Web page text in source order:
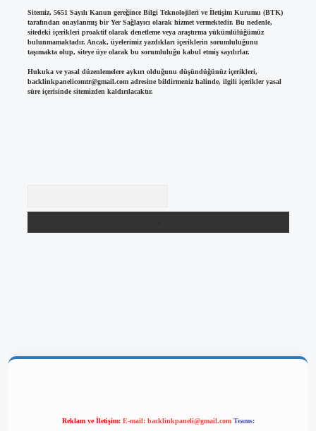
Sitemiz, 5651 Sayılı Kanun gereğince Bilgi Teknolojileri ve İletişim Kurumu (BTK)
tarafından onaylanmış bir Yer Sağlayıcı olarak hizmet vermektedir. Bu nedenle,
sitedeki içerikleri proaktif olarak denetleme veya araştırma yükümlülüğümüz
bulunmamaktadır. Ancak, üyelerimiz yazdıkları içeriklerin sorumluluğunu
taşımakta olup, siteye üye olarak bu sorumluluğu kabul etmiş sayılırlar.
Hukuka ve yasal düzenlemelere aykırı olduğunu düşündüğünüz içerikleri,
backlinkpanelicomtr@gmail.comadresine bildirmeniz halinde, ilgili içerikler yasal
süre içerisinde sitemizden kaldırılacaktır.
Reklam ve İletişim: E-mail: backlinkpaneli@gmail.com Teams: